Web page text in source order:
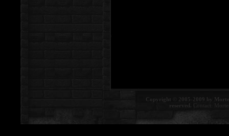
Copyright © 2005-2009 by
reserved. Contact: